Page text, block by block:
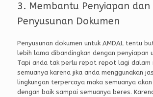
3. Membantu Penyiapan dan
Penyusunan Dokumen
Penyusunan dokumen untuk AMDAL tentu
lebih lama dibandingkan dengan penyiapan
Tapi anda tak perlu repot repot lagi dalam
semuanya karena jika anda menggunakan
lingkungan terpercaya maka semuanya
dengan baik sampai semuanya beres.